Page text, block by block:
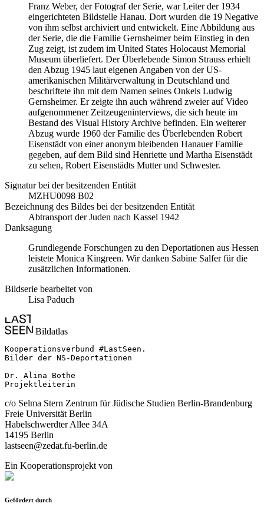
Franz Weber, der Fotograf der Serie, war Leiter der 1934
eingerichteten Bildstelle Hanau. Dort wurden die 19 Negative
von ihm selbst archiviert und entwickelt. Eine Abbildung aus
der Serie, die die Familie Gernsheimer beim Einstieg in den
Zug zeigt, ist zudem im United States Holocaust Memorial
Museum überliefert. Der Überlebende Simon Strauss erhielt
den Abzug 1945 laut eigenen Angaben von der US-
amerikanischen Militärverwaltung in Deutschland und
beschriftete ihn mit dem Namen seines Onkels Ludwig
Gernsheimer. Er zeigte ihn auch während zweier auf Video
aufgenommener Zeitzeugeninterviews, die sich heute im
Bestand des Visual History Archive befinden. Ein weiterer
Abzug wurde 1960 der Familie des Überlebenden Robert
Eisenstädt von einer anonym bleibenden Hanauer Familie
gegeben, auf dem Bild sind Henriette und Martha Eisenstädt
zu sehen, Robert Eisenstädts Mutter und Schwester.
Signatur bei der besitzenden Entität
MZHU0098 B02
Bezeichnung des Bildes bei der besitzenden Entität
Abtransport der Juden nach Kassel 1942
Danksagung
Grundlegende Forschungen zu den Deportationen aus Hessen
leistete Monica Kingreen. Wir danken Sabine Salfer für die
zusätzlichen Informationen.
Bildserie bearbeitet von
Lisa Paduch
Bildatlas
Kooperationsverbund #LastSeen.
Bilder der NS-Deportationen
Dr. Alina Bothe
Projektleiterin
c/o Selma Stern Zentrum für Jüdische Studien Berlin-Brandenburg
Freie Universität Berlin
Habelschwerdter Allee 34A
14195 Berlin
lastseen@zedat.fu-berlin.de
Ein Kooperationsprojekt von
Gefördert durch